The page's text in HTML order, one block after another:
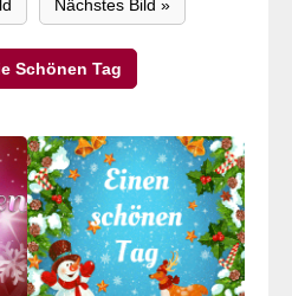
Nächstes Bild »
Schönen Tag